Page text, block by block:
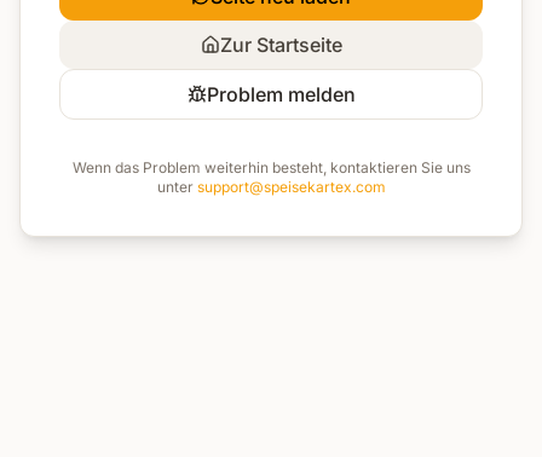
Zur Startseite
Problem melden
Wenn das Problem weiterhin besteht, kontaktieren Sie uns
unter support@speisekartex.com